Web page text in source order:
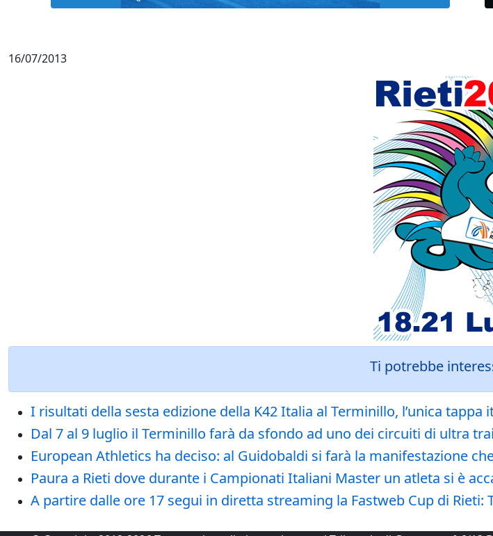
16/07/2013
Ti potrebbe
I risultati della sesta edizione della K42 Italia al Terminillo, l’unica
Dal 7 al 9 luglio il Terminillo farà da sfondo ad uno dei circuiti di ultra
European Athletics ha deciso: al Guidobaldi si farà la manifestazione
Paura a Rieti dove durante i Campionati Italiani Master un atleta si è
A partire dalle ore 17 segui in diretta streaming la Fastweb Cup di Rieti: